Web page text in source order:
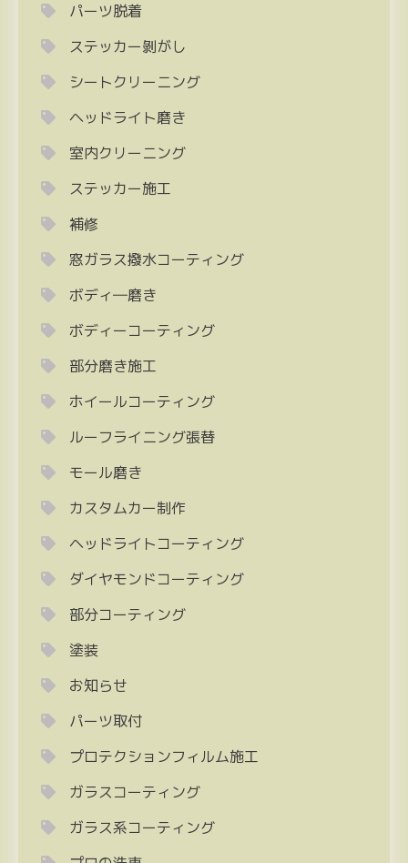
パーツ脱着
ステッカー剝がし
シートクリーニング
ヘッドライト磨き
室内クリーニング
ステッカー施工
補修
窓ガラス撥水コーティング
ボディ―磨き
ボディーコーティング
部分磨き施工
ホイールコーティング
ルーフライニング張替
モール磨き
カスタムカー制作
ヘッドライトコーティング
ダイヤモンドコーティング
部分コーティング
塗装
お知らせ
パーツ取付
プロテクションフィルム施工
ガラスコーティング
ガラス系コーティング